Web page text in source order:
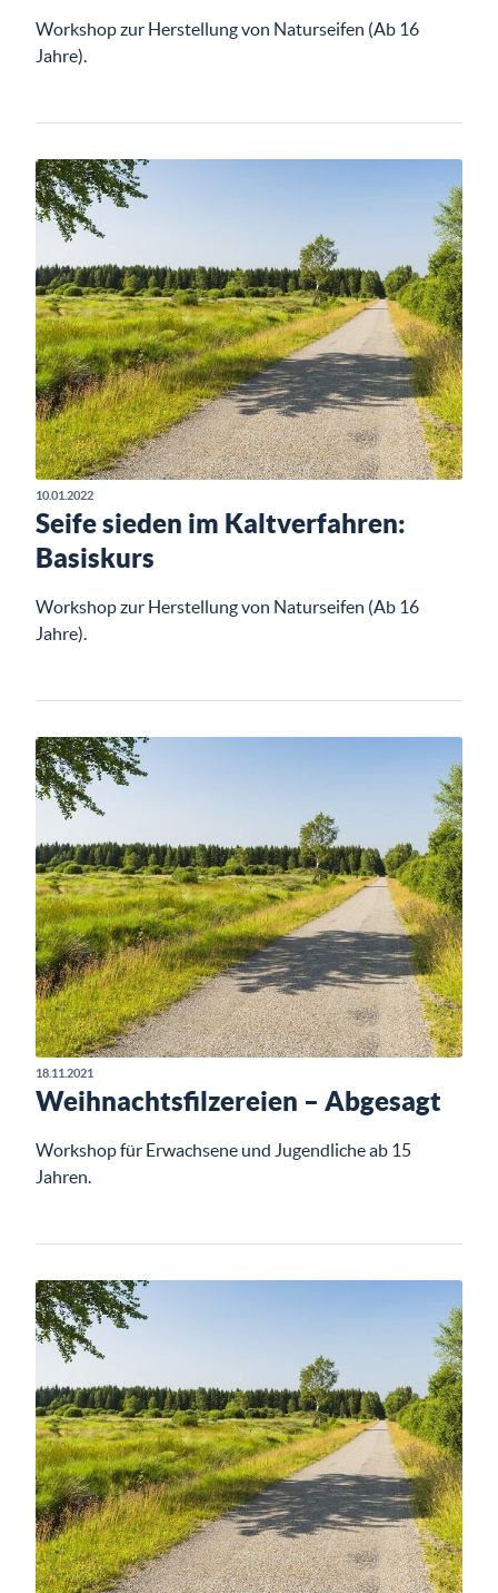
Workshop zur Herstellung von Naturseifen (Ab 16
Jahre).
10.01.2022
Seife sieden im Kaltverfahren:
Basiskurs
Workshop zur Herstellung von Naturseifen (Ab 16
Jahre).
18.11.2021
Weihnachtsfilzereien – Abgesagt
Workshop für Erwachsene und Jugendliche ab 15
Jahren.